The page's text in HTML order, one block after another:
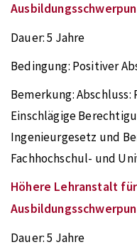
Dauer:5 Jahre
Bedingung: Positiver
Bemerkung:
Einschlägige
Ingenieurgesetz und
Fachhochschul- und
Höhere Lehranstalt
Dauer:5 Jahre